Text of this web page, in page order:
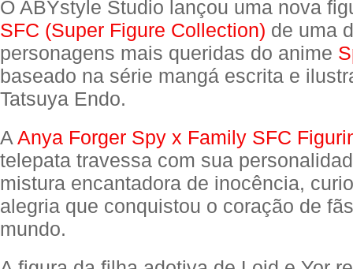
O ABYstyle Studio lançou uma nova
SFC (Super Figure Collection) de uma
personagens mais queridas do anime
baseado na série mangá escrita e
Tatsuya Endo.
A Anya Forger Spy x Family SFC
telepata travessa com sua
mistura encantadora de inocência,
alegria que conquistou o coração de
mundo.